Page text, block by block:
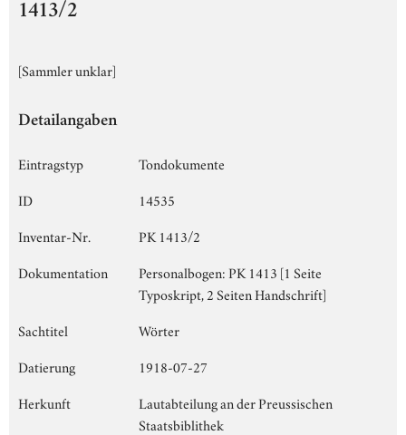
1413/2
[Sammler unklar]
Detailangaben
Eintragstyp
Tondokumente
ID
14535
Inventar-Nr.
PK 1413/2
Dokumentation
Personalbogen: PK 1413 [1 Seite
Typoskript, 2 Seiten Handschrift]
Sachtitel
Wörter
Datierung
1918-07-27
Herkunft
Lautabteilung an der Preussischen
Staatsbiblithek